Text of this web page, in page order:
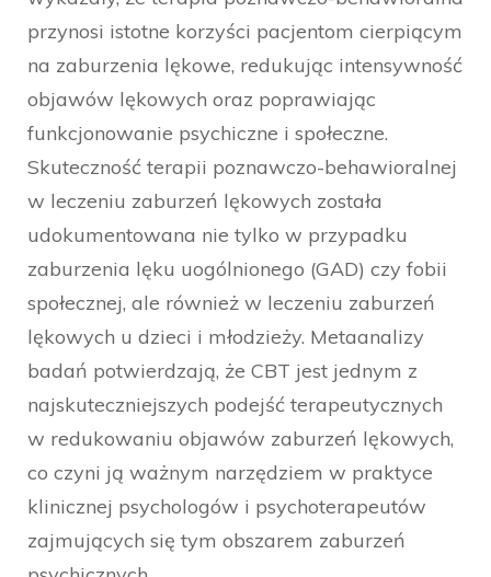
przynosi istotne korzyści pacjentom cierpiącym
na zaburzenia lękowe, redukując intensywność
objawów lękowych oraz poprawiając
funkcjonowanie psychiczne i społeczne.
Skuteczność terapii poznawczo-behawioralnej
w leczeniu zaburzeń lękowych została
udokumentowana nie tylko w przypadku
zaburzenia lęku uogólnionego (GAD) czy fobii
społecznej, ale również w leczeniu zaburzeń
lękowych u dzieci i młodzieży. Metaanalizy
badań potwierdzają, że CBT jest jednym z
najskuteczniejszych podejść terapeutycznych
w redukowaniu objawów zaburzeń lękowych,
co czyni ją ważnym narzędziem w praktyce
klinicznej psychologów i psychoterapeutów
zajmujących się tym obszarem zaburzeń